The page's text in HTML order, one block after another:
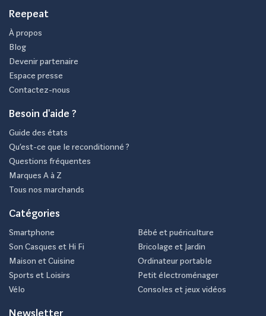
Reepeat
À propos
Blog
Devenir partenaire
Espace presse
Contactez-nous
Besoin d'aide ?
Guide des états
Qu’est-ce que le reconditionné ?
Questions fréquentes
Marques A à Z
Tous nos marchands
Catégories
Smartphone
Son Casques et Hi Fi
Maison et Cuisine
Sports et Loisirs
Vélo
Bébé et puériculture
Bricolage et Jardin
Ordinateur portable
Petit électroménager
Consoles et jeux vidéos
Newsletter